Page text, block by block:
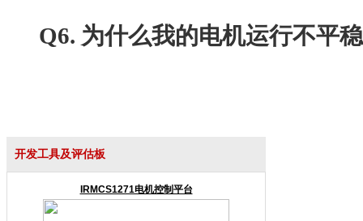
Q6. 为什么我的电机运行不平
开发工具及评估板
IRMCS1271电机控制平台